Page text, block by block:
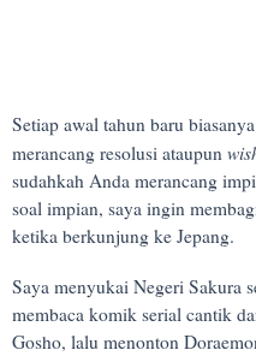
Setiap awal tahun baru
merancang resolusi ataupun
sudahkah Anda merancang
soal impian, saya ingin
ketika berkunjung ke Jepang.
Saya menyukai Negeri Sakura
membaca komik serial cantik
Gosho, lalu menonton